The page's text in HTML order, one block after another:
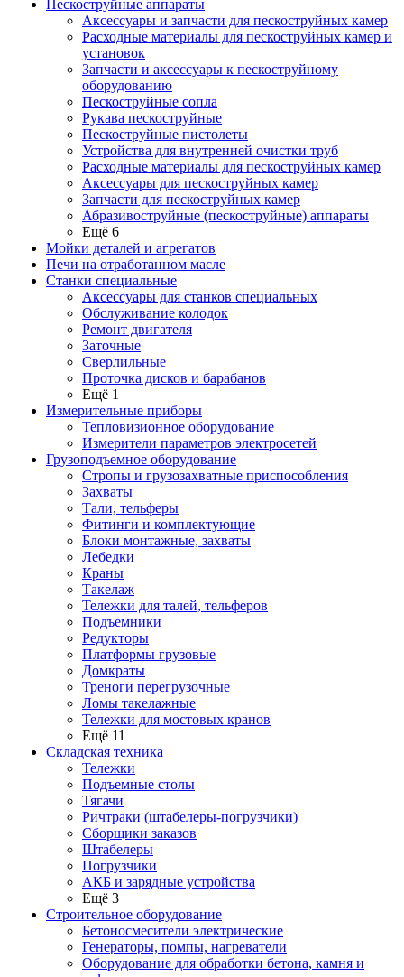
Пескоструйные аппараты
Аксессуары и запчасти для пескоструйных камер
Расходные материалы для пескоструйных камер и
установок
Запчасти и аксессуары к пескоструйному
оборудованию
Пескоструйные сопла
Рукава пескоструйные
Пескоструйные пистолеты
Устройства для внутренней очистки труб
Расходные материалы для пескоструйных камер
Аксессуары для пескоструйных камер
Запчасти для пескоструйных камер
Абразивоструйные (пескоструйные) аппараты
Ещё 6
Мойки деталей и агрегатов
Печи на отработанном масле
Станки специальные
Аксессуары для станков специальных
Обслуживание колодок
Ремонт двигателя
Заточные
Сверлильные
Проточка дисков и барабанов
Ещё 1
Измерительные приборы
Тепловизионное оборудование
Измерители параметров электросетей
Грузоподъемное оборудование
Стропы и грузозахватные приспособления
Захваты
Тали, тельферы
Фитинги и комплектующие
Блоки монтажные, захваты
Лебедки
Краны
Такелаж
Тележки для талей, тельферов
Подъемники
Редукторы
Платформы грузовые
Домкраты
Треноги перегрузочные
Ломы такелажные
Тележки для мостовых кранов
Ещё 11
Складская техника
Тележки
Подъемные столы
Тягачи
Ричтраки (штабелеры-погрузчики)
Сборщики заказов
Штабелеры
Погрузчики
АКБ и зарядные устройства
Ещё 3
Строительное оборудование
Бетоносмесители электрические
Генераторы, помпы, нагреватели
Оборудование для обработки бетона, камня и